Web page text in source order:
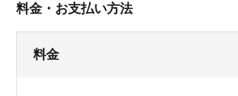
料金・お支払い方法
料金